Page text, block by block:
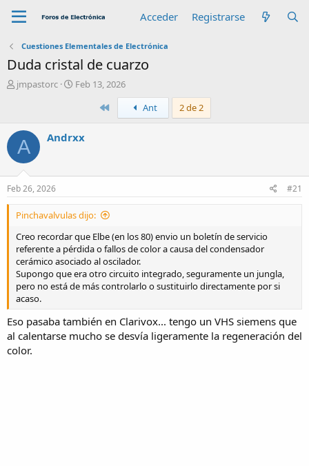
Acceder Registrarse
Cuestiones Elementales de Electrónica
Duda cristal de cuarzo
A
r
jmpastorc
F
a
d
i
o
Feb 13, 2026
PrimeroAnt 2 de 2
A Andrxx
Feb 26, 2026 #21
Pinchavalvulas dijo:
Creo recordar que Elbe (en los 80) envio un boletín de servicio
referente a pérdida o fallos de color a causa del condensador
cerámico asociado al oscilador.
Supongo que era otro circuito integrado, seguramente un jungla,
pero no está de más controlarlo o sustituirlo directamente por si
acaso.
Eso pasaba también en Clarivox... tengo un VHS siemens que
al calentarse mucho se desvía ligeramente la regeneración del
color.